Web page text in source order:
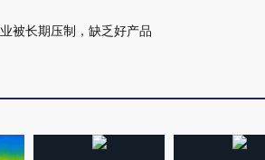
被长期压制，缺乏好产品